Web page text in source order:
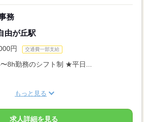
務
由が丘駅
円 交通費一部支給
8h勤務のシフト制 ★平日...
もっと見る
求人詳細を見る